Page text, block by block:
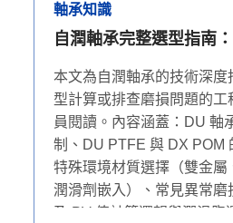
軸承知識
自潤軸承完整選型指南
本文為自潤軸承的技術深度
型計算或排查磨損問題的工
員閱讀。內容涵蓋：DU 軸
制、DU PTFE 與 DX POM
特殊環境材質選擇（雙金屬
潤滑劑嵌入）、常見異常磨
及 PV 值計算邏輯與潤滑脂